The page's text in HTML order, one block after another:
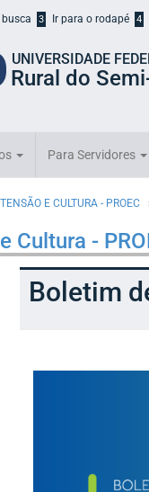
busca 3 Ir para o rodapé 4
UNIVERSIDADE
Rural do
Para Servidores
E CULTURA - PROEC
Cultura -
Boletim